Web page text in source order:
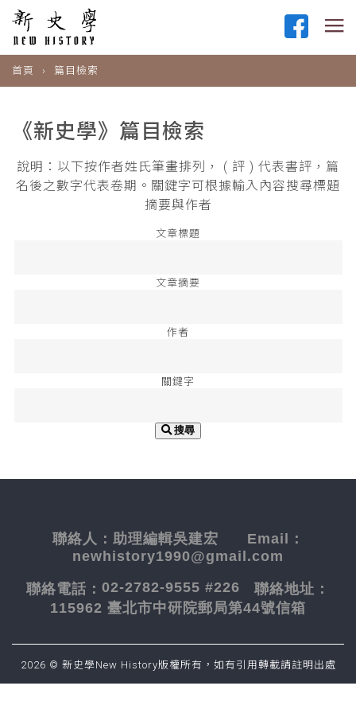
首頁 篇目檢索
《新史學》篇目檢索
說明：以下按作者姓氏筆畫排列， ( 評 ) 代表書評，篇
名後之數字代表卷期。關鍵字可根據輸入內容搜尋標題
摘要與作者
文章標題
文章摘要
作者
關鍵字
搜尋
聯絡人： 助理編輯吳建宏 Email：
newhistory1990@gmail.com
聯絡電話： 02-2782-9555 #226 聯絡地址：
115962 臺北市中研院郵局第44號信箱
2026 © 新史學New History版權所有，如有引用轉載請註明出處